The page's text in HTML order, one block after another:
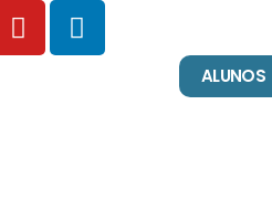
ALUNOS